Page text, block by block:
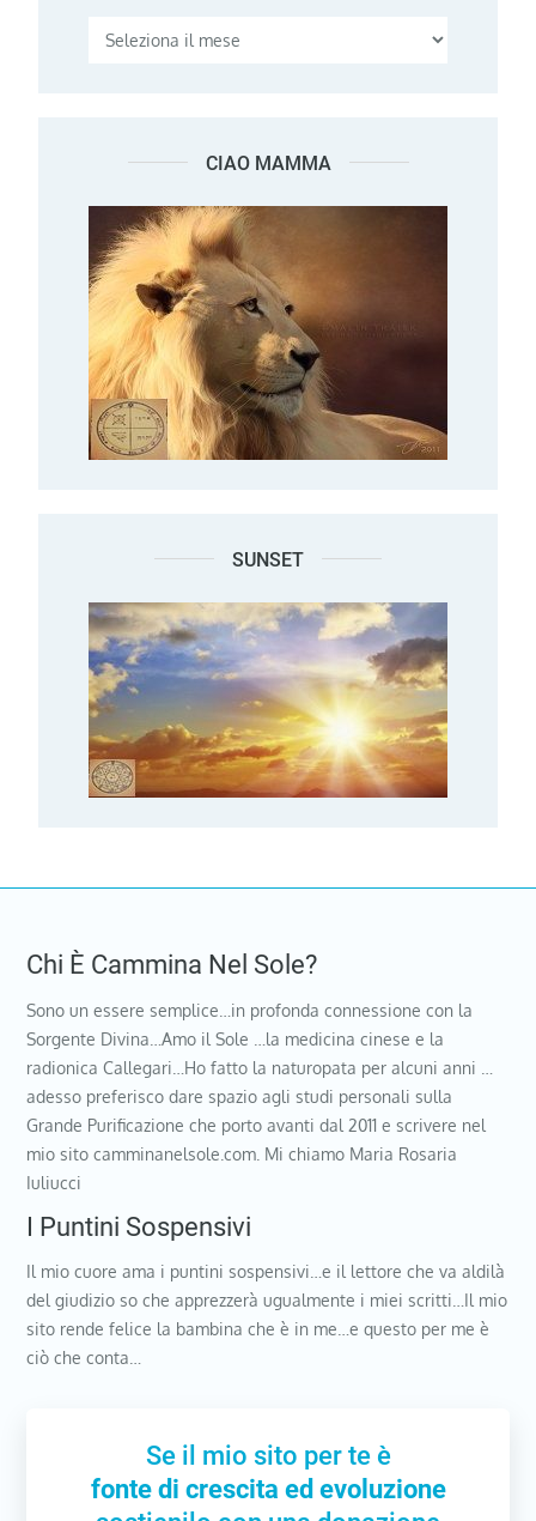
CIAO MAMMA
SUNSET
Chi È Cammina Nel Sole?
Sono un essere semplice…in profonda connessione con la
Sorgente Divina…Amo il Sole …la medicina cinese e la
radionica Callegari…Ho fatto la naturopata per alcuni anni …
adesso preferisco dare spazio agli studi personali sulla
Grande Purificazione che porto avanti dal 2011 e scrivere nel
mio sito camminanelsole.com. Mi chiamo Maria Rosaria
Iuliucci
I Puntini Sospensivi
Il mio cuore ama i puntini sospensivi…e il lettore che va aldilà
del giudizio so che apprezzerà ugualmente i miei scritti…Il mio
sito rende felice la bambina che è in me…e questo per me è
ciò che conta…
Se il mio sito per te è
fonte di crescita ed evoluzione